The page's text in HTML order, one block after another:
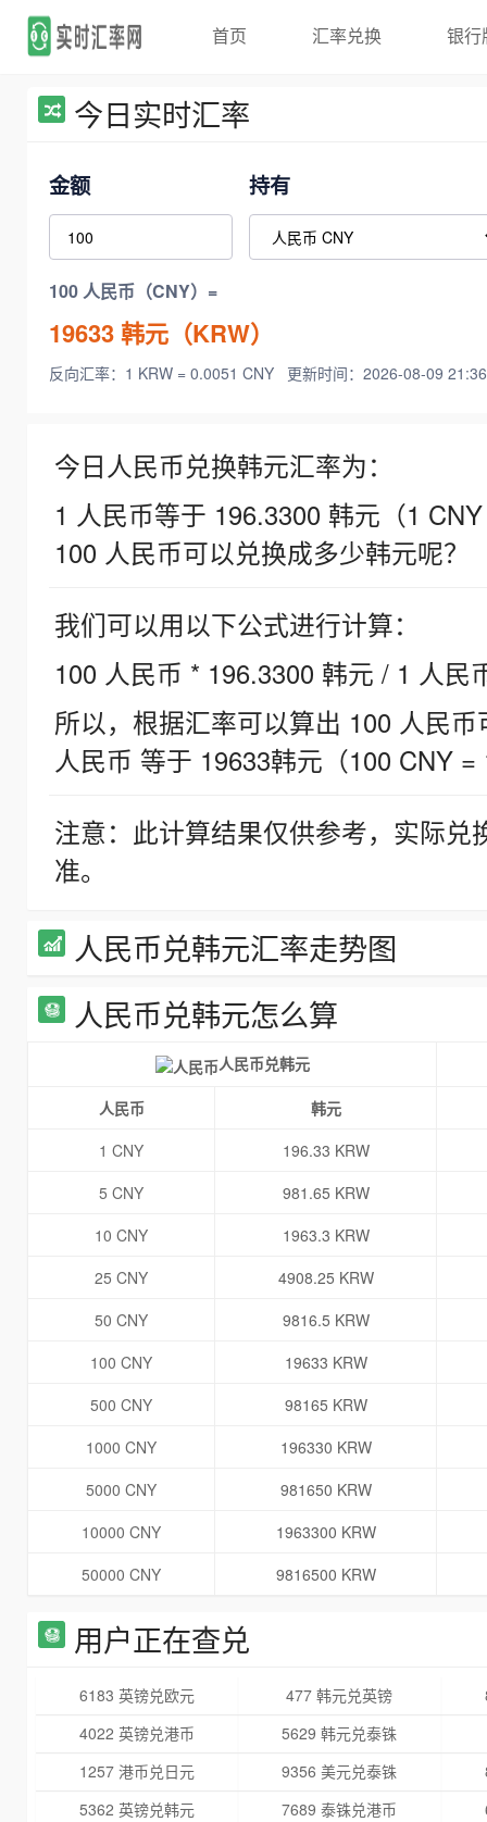
首页 汇率兑换 银行
今日实时汇率
金额 持有
100 人民币（CNY）=
19633韩元（KRW）
反向汇率：1 KRW = 0.0051 CNY 更新时间：2026-08-09
今日人民币兑换韩元汇率为：
1 人民币等于 196.3300 韩元（1
100 人民币可以兑换成多少韩元呢？
我们可以用以下公式进行计算：
100 人民币 * 196.3300 韩元 / 1 人民
所以，根据汇率可以算出 100 人民
人民币 等于 19633韩元（100 CNY =
注意：此计算结果仅供参考，实际
准。
人民币兑韩元汇率走势图
人民币兑韩元怎么算
人民币兑韩元
人民币
韩元
1 CNY
196.33 KRW
5 CNY
981.65 KRW
10 CNY
1963.3 KRW
25 CNY
4908.25 KRW
50 CNY
9816.5 KRW
100 CNY
19633 KRW
500 CNY
98165 KRW
1000 CNY
196330 KRW
5000 CNY
981650 KRW
10000 CNY
1963300 KRW
50000 CNY
9816500 KRW
用户正在查兑
6183 英镑兑欧元 477 韩元兑英镑
4022 英镑兑港币
5629 韩元兑泰铢
1257 港币兑日元
9356 美元兑泰铢
5362 英镑兑韩元
7689 泰铢兑港币